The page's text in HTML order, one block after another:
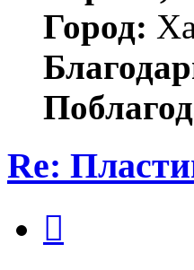
Город:
Re: